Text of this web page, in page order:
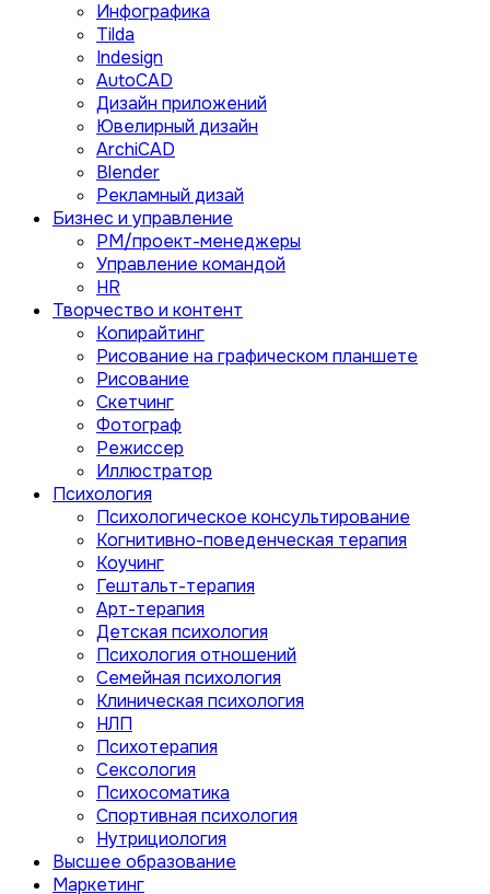
Инфографика
Tilda
Indesign
AutoCAD
Дизайн приложений
Ювелирный дизайн
ArchiCAD
Blender
Рекламный дизай
Бизнес и управление
PM/проект-менеджеры
Управление командой
HR
Творчество и контент
Копирайтинг
Рисование на графическом планшете
Рисование
Скетчинг
Фотограф
Режиссер
Иллюстратор
Психология
Психологическое консультирование
Когнитивно-поведенческая терапия
Коучинг
Гештальт-терапия
Арт-терапия
Детская психология
Психология отношений
Семейная психология
Клиническая психология
НЛП
Психотерапия
Сексология
Психосоматика
Спортивная психология
Нутрициология
Высшее образование
Маркетинг